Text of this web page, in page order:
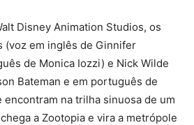
Disney Animation Studios, os
(voz em inglês de Ginnifer
de Monica Iozzi) e Nick Wilde
Bateman e em português de
encontram na trilha sinuosa de um
a Zootopia e vira a metrópole